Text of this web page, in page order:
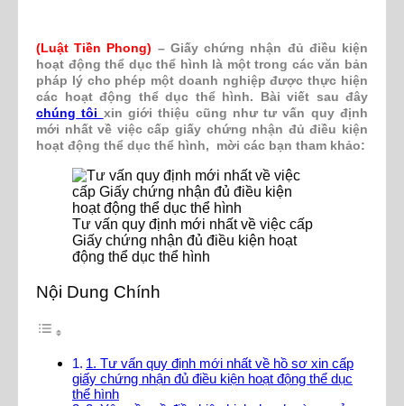
(Luật Tiền Phong) – Giấy chứng nhận đủ điều kiện
hoạt động thể dục thể hình là một trong các văn bản
pháp lý cho phép một doanh nghiệp được thực hiện
các hoạt động thể dục thể hình. Bài viết sau đây
chúng tôi xin giới thiệu cũng như tư vấn quy định
mới nhất về việc cấp giấy chứng nhận đủ điều kiện
hoạt động thể dục thể hình, mời các bạn tham khảo:
Tư vấn quy định mới nhất về việc cấp
Giấy chứng nhận đủ điều kiện hoạt
động thể dục thể hình
Nội Dung Chính
1. Tư vấn quy định mới nhất về hồ sơ xin cấp
giấy chứng nhận đủ điều kiện hoạt động thể dục
thể hình